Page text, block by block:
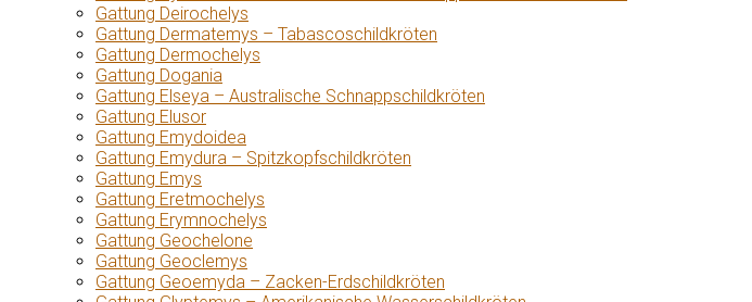
Gattung Deirochelys
Gattung Dermatemys – Tabascoschildkröten
Gattung Dermochelys
Gattung Dogania
Gattung Elseya – Australische Schnappschildkröten
Gattung Elusor
Gattung Emydoidea
Gattung Emydura – Spitzkopfschildkröten
Gattung Emys
Gattung Eretmochelys
Gattung Erymnochelys
Gattung Geochelone
Gattung Geoclemys
Gattung Geoemyda – Zacken-Erdschildkröten